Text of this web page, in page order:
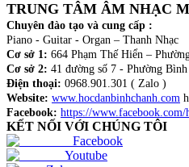
TRUNG TÂM ÂM NHẠC
Chuyên đào tạo và cung cấp :
Piano - Guitar - Organ – Thanh Nhạc
Cơ sở 1: 664 Phạm Thế Hiển –
Cơ sở 2: 41 đường số 7 - Phường
Điện thoại: 0968.901.301 ( Zalo )
Website: www.hocdanbinhchanh.com
Facebook: https://www.facebook.com/
KẾT NỐI VỚI CHÚNG TÔI
Facebook
Youtube